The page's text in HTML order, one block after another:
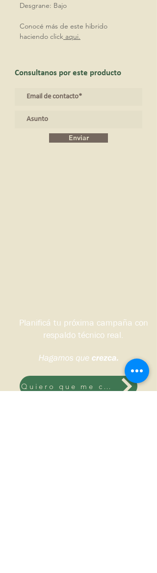
Desgrane: Bajo
Conocé más de este hibrido
haciendo click aqui.
Consultanos por este producto
Enviar
Planificá tu próxima campaña con
respaldo técnico real.
Quiero que me contacten